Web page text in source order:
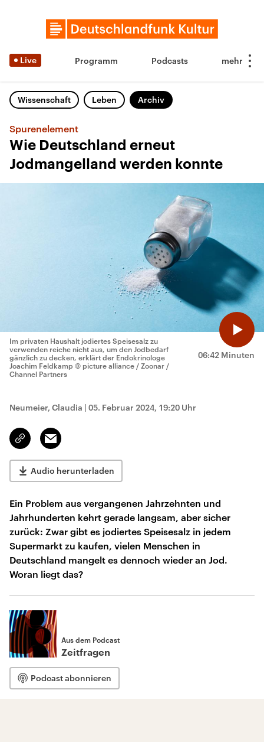
Live Programm Podcasts
Wissenschaft Leben Archiv
Spurenelement
Wie Deutschland erneut
Jodmangelland werden konnte
06:42 Minuten
Im privaten Haushalt jodiertes Speisesalz zu
verwenden reiche nicht aus, um den Jodbedarf
gänzlich zu decken, erklärt der Endokrinologe
Joachim Feldkamp © picture alliance / Zoonar /
Channel Partners
Neumeier, Claudia | 05. Februar 2024, 19:20 Uhr
Link
kopieren/teilen
Email
Audio herunterladen
Ein Problem aus vergangenen Jahrzehnten und
Jahrhunderten kehrt gerade langsam, aber sicher
zurück: Zwar gibt es jodiertes Speisesalz in jedem
Supermarkt zu kaufen, vielen Menschen in
Deutschland mangelt es dennoch wieder an Jod.
Woran liegt das?
Aus dem Podcast
Zeitfragen
Podcast abonnieren